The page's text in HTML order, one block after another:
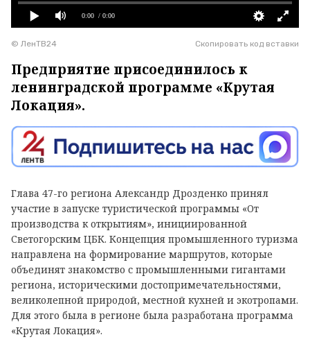
0:00 / 0:00
Скопировать код вставки
© ЛенТВ24
Предприятие присоединилось к
ленинградской программе «Крутая
Локация».
Глава 47-го региона Александр Дрозденко принял
участие в запуске туристической программы «От
производства к открытиям», инициированной
Светогорским ЦБК. Концепция промышленного туризма
направлена на формирование маршрутов, которые
объединят знакомство с промышленными гигантами
региона, историческими достопримечательностями,
великолепной природой, местной кухней и экотропами.
Для этого была в регионе была разработана программа
«Крутая Локация».